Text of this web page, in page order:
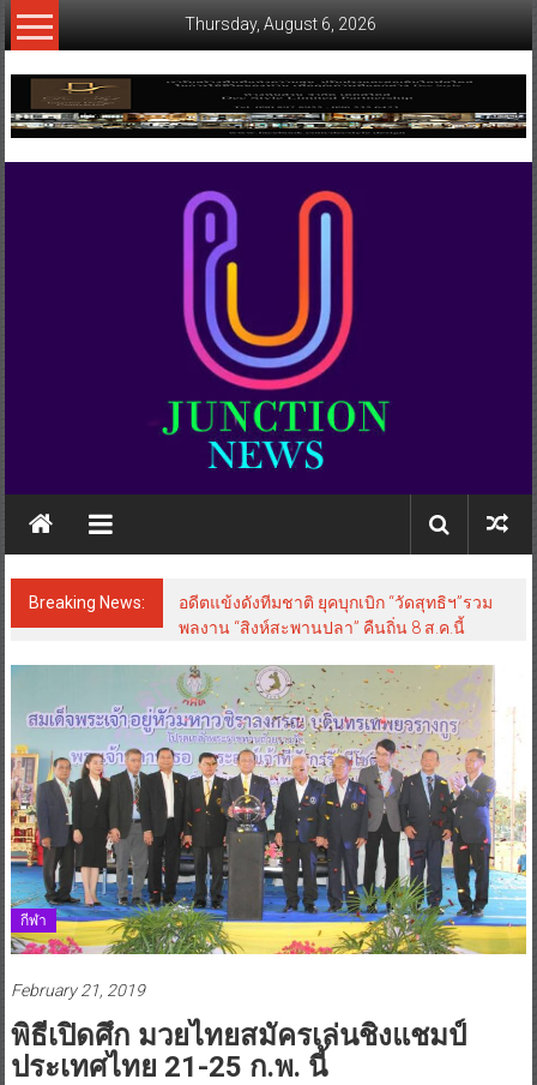
Skip
to
Thursday, August 6, 2026
www.ujunctionnews.com
เว็บ
ข่าว
Breaking News:
อดีตแข้งดังทีมชาติ ยุคบุกเบิก “วัดสุทธิฯ”รวม
พลงาน “สิงห์สะพานปลา” คืนถิ่น 8 ส.ค.นี้
กีฬา
February 21, 2019
พิธีเปิดศึก มวยไทยสมัครเล่นชิงแชมป์
ประเทศไทย 21-25 ก.พ. นี้